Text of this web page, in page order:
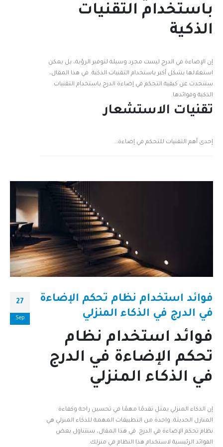
باستخدام التقنيات
الذكية
إن الإضاءة في الدرج ليست مجرد وسيلة لتوفير الرؤية، بل يمكن
استغلالها بشكل أكبر باستخدام التقنيات الذكية. في هذا المقال،
سنتحدث عن كيفية التحكم في إضاءة الدرج باستخدام التقنيات
الذكية وفوائدها.
تقنيات الاستشعار
إحدى أهم التقنيات للتحكم في إضاءة...
27
Sep
فوائد استخدام نظام تحكم الإضاءة
في الدرج في الذكاء المنزلي
فوائد استخدام نظام
تحكم الإضاءة في الدرج
في الذكاء المنزلي
إن الذكاء المنزلي يمثل تقدمًا مهمًا في تحسين راحة وكفاءة
المنازل الحديثة. واحدة من التطبيقات المهمة للذكاء المنزلي هي
نظام تحكم الإضاءة في الدرج. في هذا المقال، سنتناول بعض
الفوائد الرئيسية لاستخدام هذا النظام في منزلك.